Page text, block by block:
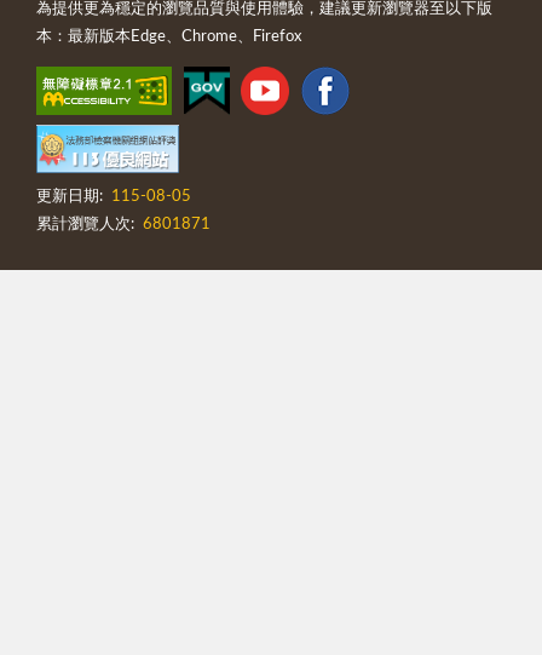
為提供更為穩定的瀏覽品質與使用體驗，建議更新瀏覽器至以下版
本：最新版本Edge、Chrome、Firefox
更新日期:
115-08-05
累計瀏覽人次: 6801871